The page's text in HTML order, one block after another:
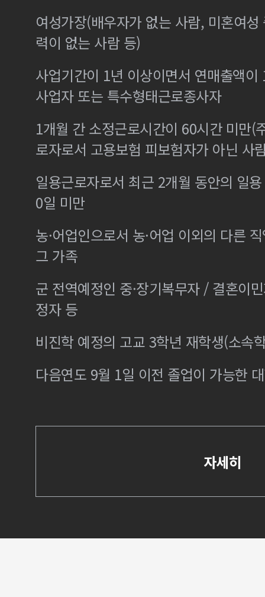
여성가장(배우자가 없는 사람, 미혼여
력이 없는 사람 등)
사업기간이 1년 이상이면서 연매출액
사업자 또는 특수형태근로종사자
1개월 간 소정근로시간이 60시간 미만(
로자로서 고용보험 피보험자가 아닌 사
일용근로자로서 최근 2개월 동안의 일
0일 미만
농·어업인으로서 농·어업 이외의 다른
그 가족
군 전역예정인 중·장기복무자 / 결혼이
정자 등
비진학 예정의 고교 3학년 재학생(소속
다음연도 9월 1일 이전 졸업이 가능한
자세히